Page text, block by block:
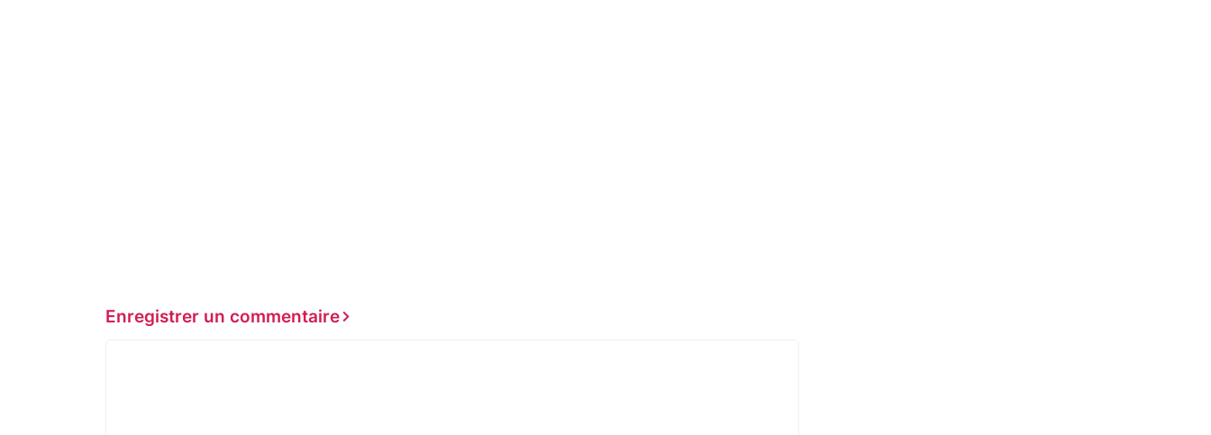
Enregistrer un commentaire